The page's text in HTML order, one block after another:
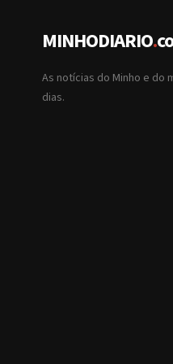
MINHODIARIO.
As notícias do Minho e do
dias.